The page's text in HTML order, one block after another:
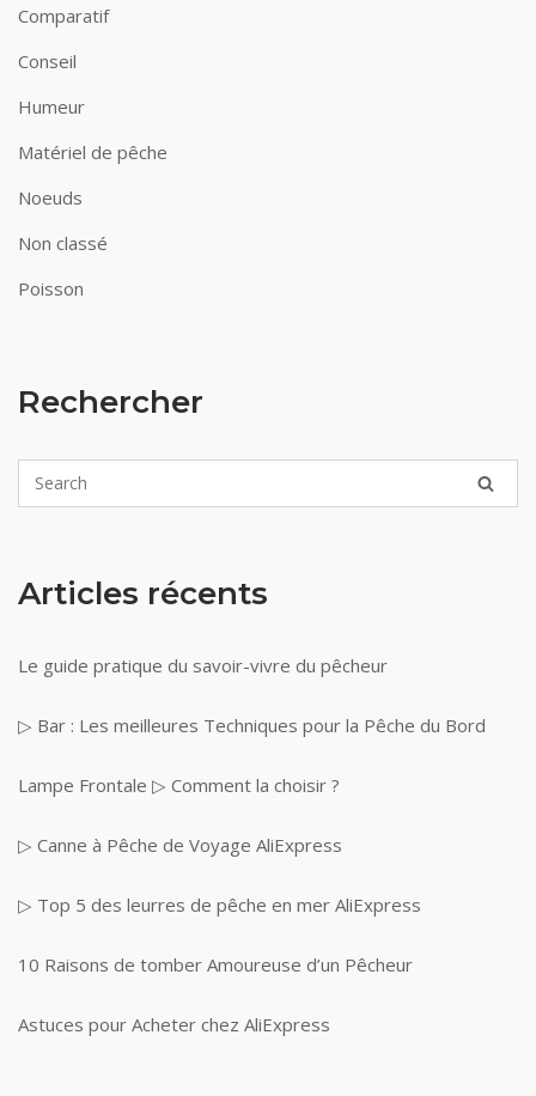
Comparatif
Conseil
Humeur
Matériel de pêche
Noeuds
Non classé
Poisson
Rechercher
Articles récents
Le guide pratique du savoir-vivre du pêcheur
▷ Bar : Les meilleures Techniques pour la Pêche du Bord
Lampe Frontale ▷ Comment la choisir ?
▷ Canne à Pêche de Voyage AliExpress
▷ Top 5 des leurres de pêche en mer AliExpress
10 Raisons de tomber Amoureuse d’un Pêcheur
Astuces pour Acheter chez AliExpress